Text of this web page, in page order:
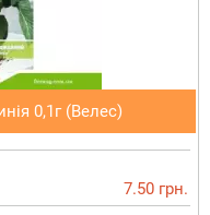
0,1г (Велес)
7.50 грн.